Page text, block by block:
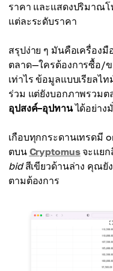
ราคา และแสดงปริมาณ
แต่ละระดับราคา
สรุปง่าย ๆ มันคือเครื่องมื
ตลาด—ใครต้องการซื้อ/
เท่าไร ข้อมูลแบบเรียลไ
ร่วม แต่ยังบอกภาพรวมต
อุปสงค์–อุปทานได้อย่าง
เกือบทุกกระดานเทรดมี
ตบน Cryptomusจะแยก
bidสีเขียวด้านล่าง คุณยั
ตามต้องการ